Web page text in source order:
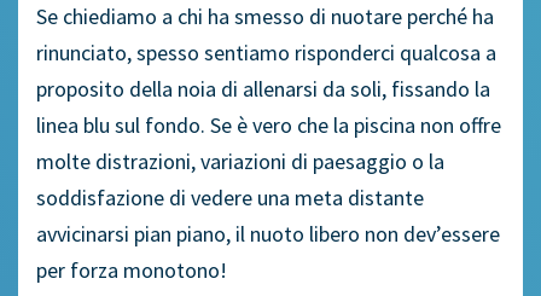
Se chiediamo a chi ha smesso di nuotare perché ha
rinunciato, spesso sentiamo risponderci qualcosa a
proposito della noia di allenarsi da soli, fissando la
linea blu sul fondo. Se è vero che la piscina non offre
molte distrazioni, variazioni di paesaggio o la
soddisfazione di vedere una meta distante
avvicinarsi pian piano, il nuoto libero non dev’essere
per forza monotono!